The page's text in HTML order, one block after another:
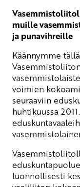
muille
ja punavihreille
Käännymme
voimien
seuraaviin
huhtikuussa
luonnollisesti